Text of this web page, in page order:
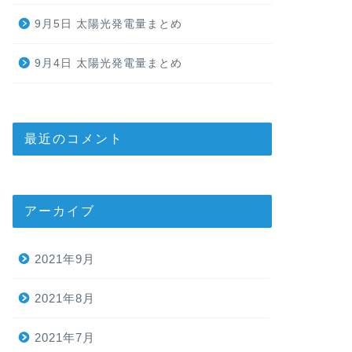
9月5日 太陽光発電量まとめ
9月4日 太陽光発電量まとめ
最近のコメント
アーカイブ
2021年9月
2021年8月
2021年7月